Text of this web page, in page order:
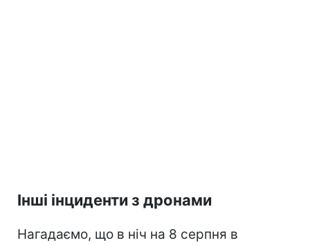
Інші інциденти з дронами
Нагадаємо, що в ніч на 8 серпня в